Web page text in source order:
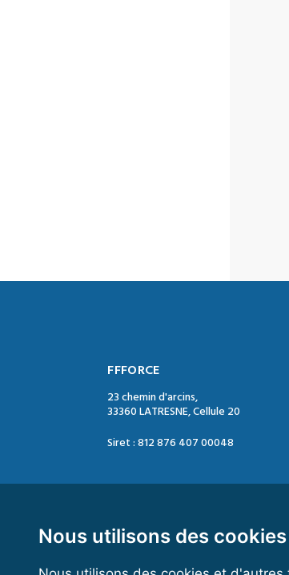
Nous utilisons des cookies
FFFORCE
23 chemin d'arcins,
33360 LATRESNE, Cellule 20
Siret : 812 876 407 00048
Mail : contact@ffforce.fr